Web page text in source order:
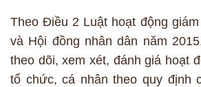
Theo Điều 2 Luật hoạt động
và Hội đồng nhân dân năm
theo dõi, xem xét, đánh giá hoạt
tổ chức, cá nhân theo quy định